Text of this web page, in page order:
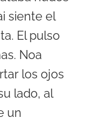
siente el
El pulso
Noa
los ojos
lado, al
un